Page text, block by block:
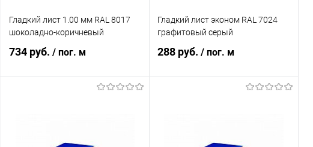
Гладкий лист 1.00 мм RAL 8017
шоколадно-коричневый
734 руб. / пог. м
Гладкий лист эконом RAL 7024
графитовый серый
288 руб./ пог. м